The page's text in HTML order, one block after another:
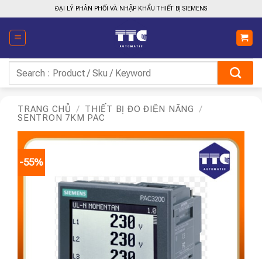
qua
nội
dung
ĐẠI LÝ PHÂN PHỐI VÀ NHẬP KHẨU THIẾT BỊ SIEMENS
kiếm:
TRANG CHỦ / THIẾT BỊ ĐO ĐIỆN NĂNG
/
SENTRON 7KM PAC
-55%